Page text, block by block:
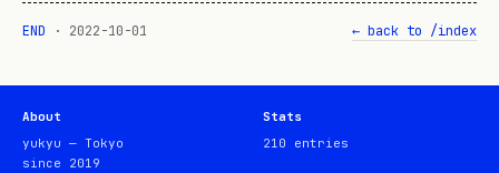
END · 2022-10-01 ← back to /index
About
yukyu — Tokyo
since 2019
Stats
210 entries